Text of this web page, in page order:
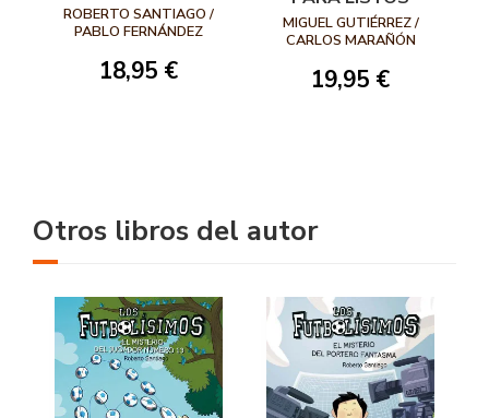
POR LOS
FUTBOLÍSIMOS
ROBERTO SANTIAGO /
PABLO FERNÁNDEZ
18,95 €
MIGUEL GUTIÉRREZ /
CARLOS MARAÑÓN
19,95 €
Otros libros del autor